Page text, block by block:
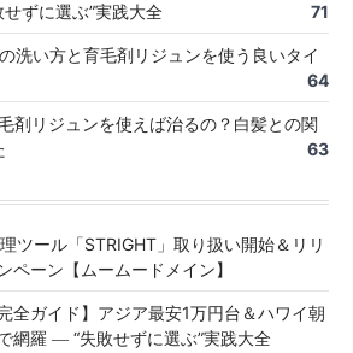
ずに選ぶ”実践大全
71
洗い方と育毛剤リジュンを使う良いタイ
64
剤リジュンを使えば治るの？白髪との関
63
ツール「STRIGHT」取り扱い開始＆リリ
ペーン【ムームードメイン】
全ガイド】アジア最安1万円台＆ハワイ朝
網羅 ― “失敗せずに選ぶ”実践大全